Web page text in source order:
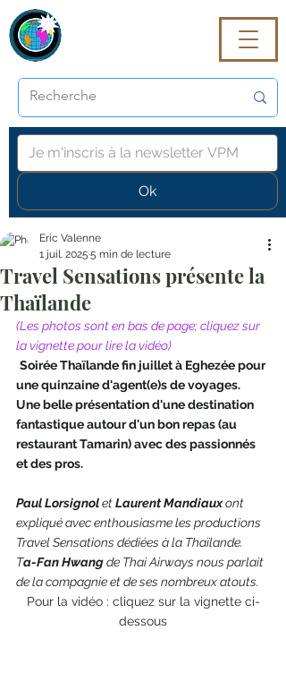
Ok
Travel Sensations présente la
Thaïlande
Eric Valenne
1 juil. 2025 5 min de lecture
(Les photos sont en bas de page; cliquez sur
la vignette pour lire la vidéo)
Soirée Thaïlande fin juillet à Eghezée pour
une quinzaine d'agent(e)s de voyages.
Une belle présentation d'une destination
fantastique autour d'un bon repas (au
restaurant Tamarin) avec des passionnés
et des pros.
Paul Lorsignol et Laurent Mandiaux ont
expliqué avec enthousiasme les productions
Travel Sensations dédiées à la Thaïlande.
Ta-Fan Hwang de Thai Airways nous parlait
de la compagnie et de ses nombreux atouts.
Pour la vidéo : cliquez sur la vignette ci-
dessous